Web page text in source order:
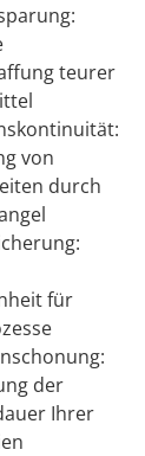
teurer
von
durch
für
der
Ihrer